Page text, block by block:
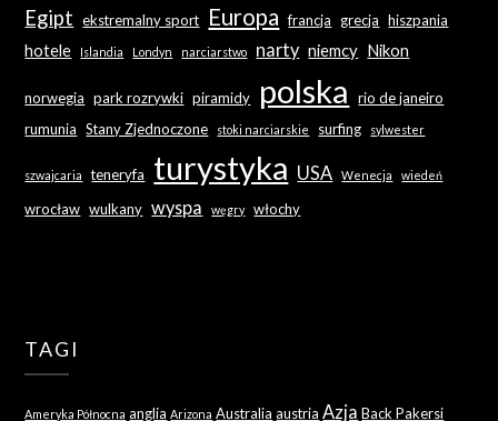
Egipt ekstremalny sport Europa francja grecja hiszpania
hotele Islandia Londyn narciarstwo narty niemcy Nikon
norwegia park rozrywki piramidy polska
rio de janeiro
rumunia Stany Zjednoczone stoki narciarskie surfing sylwester
szwajcaria teneryfa turystyka USA Wenecja wiedeń
wrocław wulkany wyspa węgry włochy
TAGI
Ameryka Północna anglia Arizona Australia austria Azja Back Pakersi